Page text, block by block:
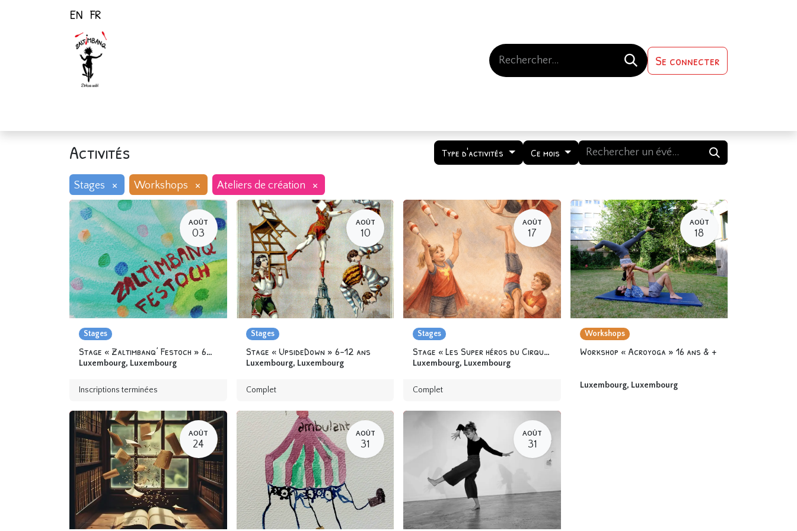
EN FR
Se connecter
Activités Type d'activités Ce mois
Stages × Workshops × Ateliers de création ×
AOÛT
03
Stages
Stage « Zaltimbanq’ Festoch » 6-12 ans
Luxembourg, Luxembourg
Inscriptions terminées
AOÛT
10
Stages
Stage « UpsideDown » 6-12 ans
Luxembourg, Luxembourg
Complet
AOÛT
17
Stages
Stage « Les Super héros du Cirque » 6-12 ans
Luxembourg, Luxembourg
Complet
AOÛT
18
Workshops
Workshop « Acroyoga » 16 ans & +
Luxembourg, Luxembourg
AOÛT
24
AOÛT
31
AOÛT
31